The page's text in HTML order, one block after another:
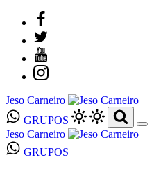
Jeso Carneiro
GRUPOS
Jeso Carneiro
GRUPOS